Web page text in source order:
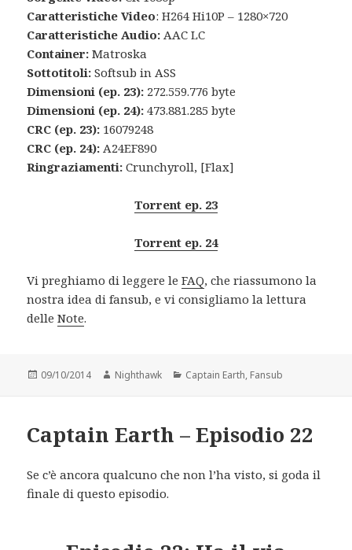
Caratteristiche Video: H264 Hi10P – 1280×720
Caratteristiche Audio: AAC LC
Container: Matroska
Sottotitoli: Softsub in ASS
Dimensioni (ep. 23): 272.559.776 byte
Dimensioni (ep. 24): 473.881.285 byte
CRC (ep. 23): 16079248
CRC (ep. 24): A24EF890
Ringraziamenti:Crunchyroll, [Flax]
Torrent ep. 23
Torrent ep. 24
Vi preghiamo di leggere leFAQ, che riassumono la
nostra idea di fansub, e vi consigliamo la lettura
delleNote.
Posted
09/10/2014 Author
Nighthawk Categories
Captain Earth, Fansub
Captain Earth – Episodio 22
Se c’è ancora qualcuno che non l’ha visto, si goda il
finale di questo episodio.